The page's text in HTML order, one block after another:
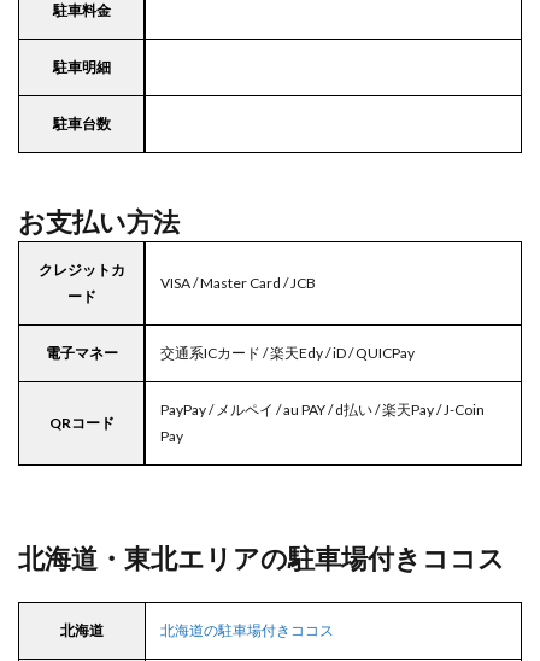
駐車料金
駐車明細
駐車台数
お支払い方法
クレジットカ
ード
VISA / Master Card / JCB
電子マネー 交通系ICカード / 楽天Edy / iD / QUICPay
QRコード
PayPay / メルペイ / au PAY / d払い / 楽天Pay / J-Coin
Pay
北海道・東北エリアの駐車場付きココス
北海道 北海道の駐車場付きココス